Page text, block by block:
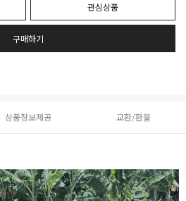
관심상품
구매하기
상품정보제공 교환/환불